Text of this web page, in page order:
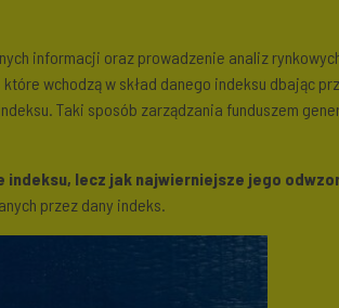
informacji oraz prowadzenie analiz
wchodzą w skład danego indeksu dbając
Taki sposób zarządzania funduszem
lecz jak najwierniejsze jego
przez dany indeks.